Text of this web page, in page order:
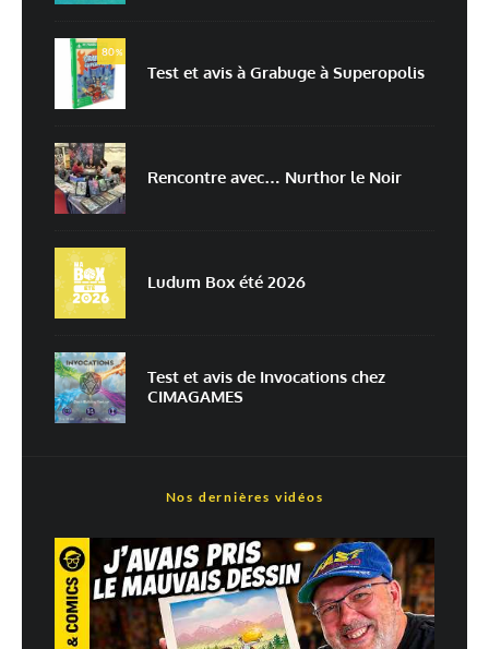
Enregistrer mon nom, mon e-mail et mon site dans le navigateur pour
mon prochain commentaire.
Prévenez-moi de tous les nouveaux commentaires par e-mail.
Prévenez-moi de tous les nouveaux articles par e-mail.
traitées
80%
Test et avis à Grabuge à Superopolis
Rencontre avec… Nurthor le Noir
Ludum Box été 2026
Test et avis de Invocations chez
CIMAGAMES
Nos dernières vidéos